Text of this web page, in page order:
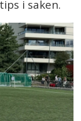
i saken.